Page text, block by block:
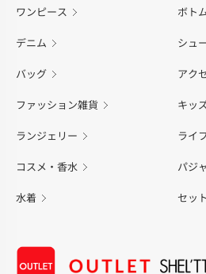
ワンピース ボト
デニム シュ
バッグ アク
ファッション雑貨 キッ
ランジェリー ライ
コスメ・香水 パジ
水着 セッ